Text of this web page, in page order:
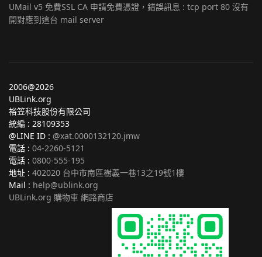
UMail v5 免費SSL CA 申請免費憑證，錯誤訊息 : tcp port 80 沒有
開對應到這台 mail server
2006@2026
UBLink.org
裕笠科技股份有限公司
統編 : 28109353
@LINE ID : @xat.0000132120.jmw
電話 : 04-2260-5121
電話 : 0800-555-195
地址 : 402020 台中市南區樹義一巷13之19號1樓
Mail : help@ublink.org
UBLink.org 購物車 網路商店